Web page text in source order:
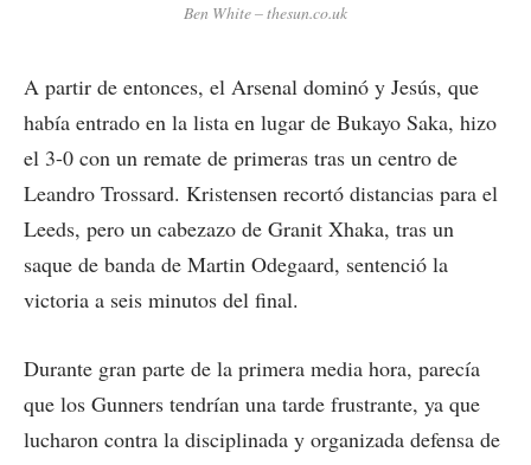
Ben White – thesun.co.uk
A partir de entonces, el Arsenal dominó y Jesús, que
había entrado en la lista en lugar de Bukayo Saka, hizo
el 3-0 con un remate de primeras tras un centro de
Leandro Trossard. Kristensen recortó distancias para el
Leeds, pero un cabezazo de Granit Xhaka, tras un
saque de banda de Martin Odegaard, sentenció la
victoria a seis minutos del final.
Durante gran parte de la primera media hora, parecía
que los Gunners tendrían una tarde frustrante, ya que
lucharon contra la disciplinada y organizada defensa de